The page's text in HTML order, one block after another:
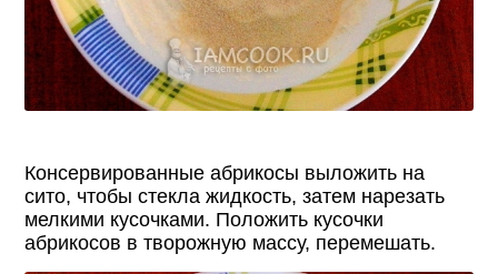
Консервированные абрикосы выложить на
сито, чтобы стекла жидкость, затем нарезать
мелкими кусочками. Положить кусочки
абрикосов в творожную массу, перемешать.